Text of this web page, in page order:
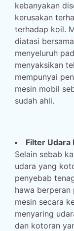
kebanyakan
kerusakan
terhadap koil.
diatasi
menyeluruh
menyaksikan
mempunyai
mesin mobil
sudah ahli.
Filter Udara
Selain sebab
udara yang
penyebab
hawa berperan
mesin secara
menyaring
dan kotoran